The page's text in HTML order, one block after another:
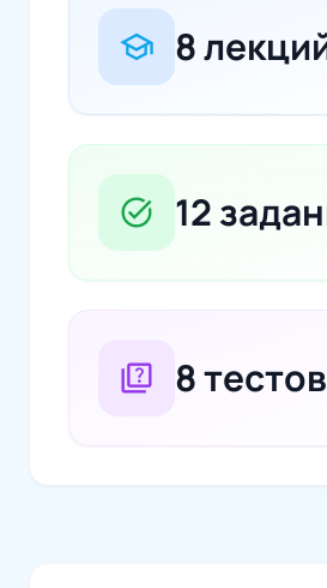
school 8
task_alt 12
quiz 8 тестов